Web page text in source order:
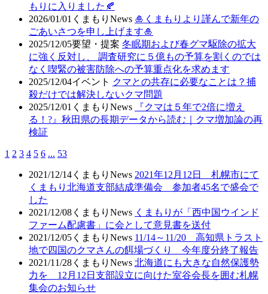
もりに入りました🍂
2026/01/01 くまもりNews 🎍くまもりより謹んで新年の
ごあいさつを申し上げます🎍
2025/12/05要望・提案 冬眠期および春グマ駆除の拡大
に強く反対し、 調査研究に５億もの予算を割くのでは
なく喫緊の被害防除への予算重点化を求めます
2025/12/04イベント クマとの共存に必要なことは？捕
殺だけでは解決しないクマ問題
2025/12/01 くまもりNews
『クマは５年で2倍に増え
る！?』秋田県の長期データから読む｜クマ増加論の再
検証
1 2 3 4 5 6 ... 53
2021/12/14 くまもりNews 2021年12月12日 札幌市にて
くまもり北海道支部結成準備会 参加者45名で盛会で
した
2021/12/08 くまもりNews くまもりが「西中国ウインド
ファーム配慮書」に会として意見書を送付
2021/12/05 くまもりNews 11/14～11/20 高知県トラスト
地で四国のクマさんの餌場づくり 今年度分終了報告
2021/11/28 くまもりNews 北海道にも大きな自然保護勢
力を 12月12日支部設立に向けた室谷会長を囲む札幌
集会のお知らせ